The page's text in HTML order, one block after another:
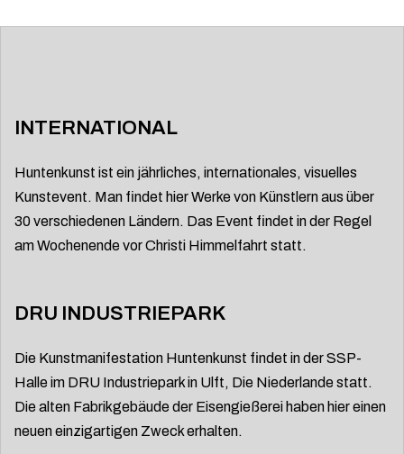
INTERNATIONAL
Huntenkunst ist ein jährliches, internationales, visuelles
Kunstevent. Man findet hier Werke von Künstlern aus über
30 verschiedenen Ländern. Das Event findet in der Regel
am Wochenende vor Christi Himmelfahrt statt.
DRU INDUSTRIEPARK
Die Kunstmanifestation Huntenkunst findet in der SSP-
Halle im DRU Industriepark in Ulft, Die Niederlande statt.
Die alten Fabrikgebäude der Eisengießerei haben hier einen
neuen einzigartigen Zweck erhalten.